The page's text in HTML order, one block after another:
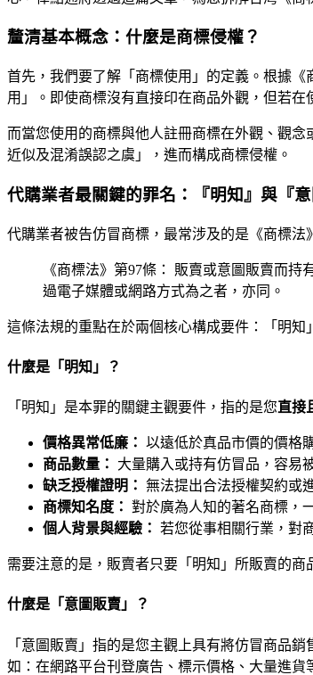
釐清基本概念：什麼是商標侵權？
首先，我們要了解「商標使用」的定義。根據
用」。即使商標沒有直接印在商品外觀，但若
而當您使用的商標與他人註冊商標在外觀、觀
近似及混淆誤認之虞」，進而構成商標侵權。
代購業者最關鍵的罪名：『明知』與『意
代購業者被告仿冒商標，最常涉及的是《商標法
《商標法》第97條： 販賣或意圖販賣而
過電子媒體或網路方式為之者，亦同。
這條法規的重點在於兩個核心構成要件：「明知
什麼是「明知」？
「明知」是本罪的關鍵主觀要件，指的是您直接
價格異常低廉： 以遠低於真品市價的價格
商品數量：
大量購入或持有仿冒品，容易
缺乏授權證明： 無法提出合法授權契約或
商標知名度： 對於廣為人知的著名商標，
個人背景與經驗： 若您從事相關行業，對
需要注意的是，販賣者只要「明知」所販賣的
什麼是「意圖販賣」？
「意圖販賣」指的是您主觀上具有將仿冒商品
如：在網路平台刊登廣告、標示價格、大量進貨